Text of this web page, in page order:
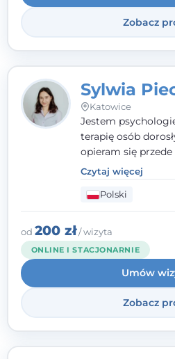
Zobacz
Sylwia
Katowice
Jestem
terapię osób
opieram się
poznawczo-
podejściu
rozwiązaniach
Terapii
przykładam do
poczuciu
zrozumieniu.
Czytaj więcej
Polski
od 200 zł/ wizyta
ONLINE I STACJONARNIE
Umów
Zobacz